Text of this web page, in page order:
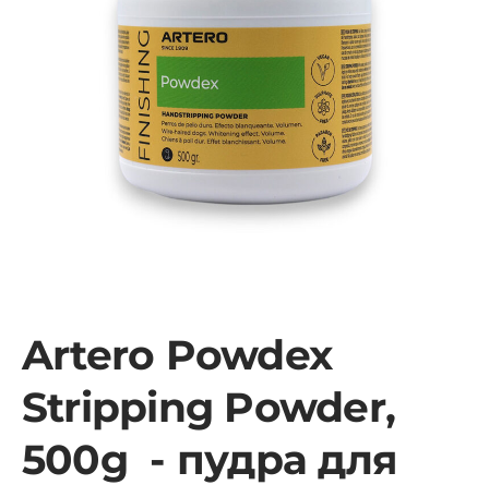
Artero Powdex
Stripping Powder,
500g - пудра для